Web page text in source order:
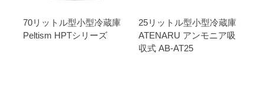
70リットル型小型冷蔵庫
Peltism HPTシリーズ
25リットル型小型冷蔵庫
ATENARU アンモニア吸
収式 AB-AT25